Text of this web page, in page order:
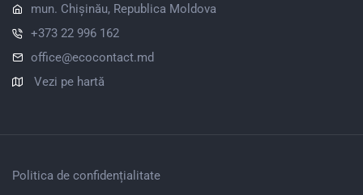
mun. Chișinău, Republica Moldova
+373 22 996 162
office@ecocontact.md
Vezi pe hartă
Politica de confidențialitate